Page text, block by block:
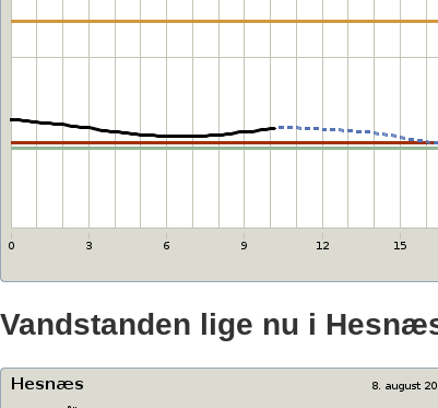
Vandstanden lige nu i